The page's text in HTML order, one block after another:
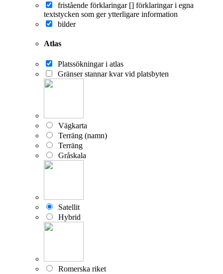
fristående förklaringar [] förklaringar i egna
textstycken som ger ytterligare information
bilder
Atlas
Platssökningar i atlas
Gränser stannar kvar vid platsbyten
Vägkarta
Terräng (namn)
Terräng
Gråskala
Satellit
Hybrid
Romerska riket